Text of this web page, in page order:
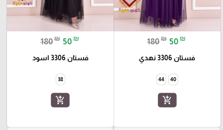
180₪ 50 ₪
فستان 3306 نهدي
40
44
add_shopping_cart
180₪ 50 ₪
فستان 3306 اسود
38
add_shopping_cart